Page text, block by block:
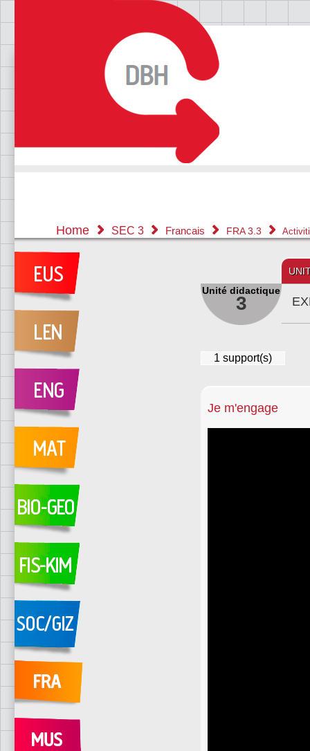
Home SEC 3 Francais FRA 3.3
Unité didactique
3
1 support(s)
Je m'engage